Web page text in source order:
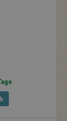
von
um sie